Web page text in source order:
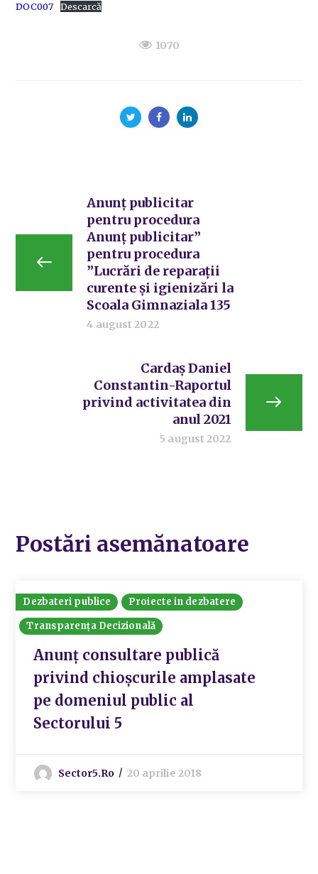
DOC007 Descarcă
1070
Anunț publicitar
pentru procedura
Anunț publicitar”
pentru procedura
”Lucrări de reparații
curente și igienizări la
Scoala Gimnaziala 135
4 august 2022
Cardaș Daniel
Constantin-Raportul
privind activitatea din
anul 2021
5 august 2022
Postări asemănatoare
Dezbateri publice
Proiecte in dezbatere
Transparența Decizională
Anunț consultare publică
privind chioșcurile amplasate
pe domeniul public al
Sectorului 5
Sector5.ro 20 aprilie 2018